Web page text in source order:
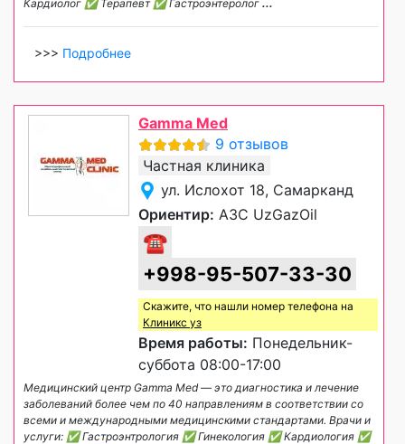
Кардиолог ✅ Терапевт ✅ Гастроэнтеролог ...
>>> Подробнее
Gamma Med
9 отзывов
Частная клиника
ул. Ислохот 18, Самарканд
Ориентир: АЗС UzGazOil
☎
+998-95-507-33-30
Скажите, что нашли номер телефона на
Клиникс уз
Время работы: Понедельник-
суббота 08:00-17:00
Медицинский центр Gamma Med — это диагностика и лечение
заболеваний более чем по 40 направлениям в соответствии со
всеми и международными медицинскими стандартами. Врачи и
услуги: ✅ Гастроэнтрология ✅ Гинекология ✅ Кардиология ✅